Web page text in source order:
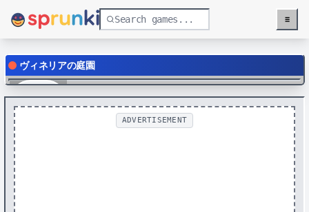
Menu
≡
ヴィネリアの庭園
Play
ADVERTISEMENT